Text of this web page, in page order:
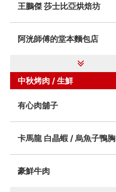
王鵬傑 莎士比亞烘焙坊
阿洸師傅的堂本麵包店
中秋烤肉 / 生鮮
有心肉舖子
卡馬龍 白晶蝦 / 烏魚子鴨胸
豪鮮牛肉